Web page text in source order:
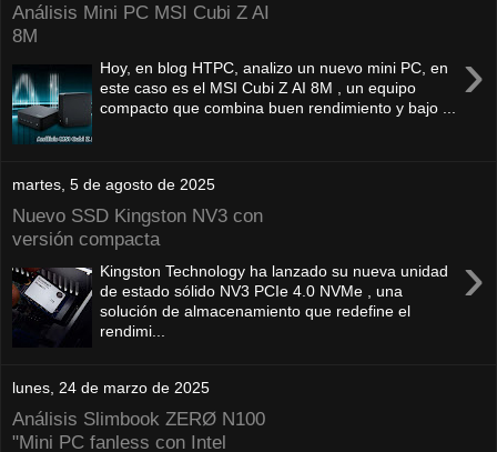
Análisis Mini PC MSI Cubi Z AI
8M
›
Hoy, en blog HTPC, analizo un nuevo mini PC, en
este caso es el MSI Cubi Z AI 8M , un equipo
compacto que combina buen rendimiento y bajo ...
martes, 5 de agosto de 2025
Nuevo SSD Kingston NV3 con
versión compacta
›
Kingston Technology ha lanzado su nueva unidad
de estado sólido NV3 PCIe 4.0 NVMe , una
solución de almacenamiento que redefine el
rendimi...
lunes, 24 de marzo de 2025
Análisis Slimbook ZERØ N100
"Mini PC fanless con Intel